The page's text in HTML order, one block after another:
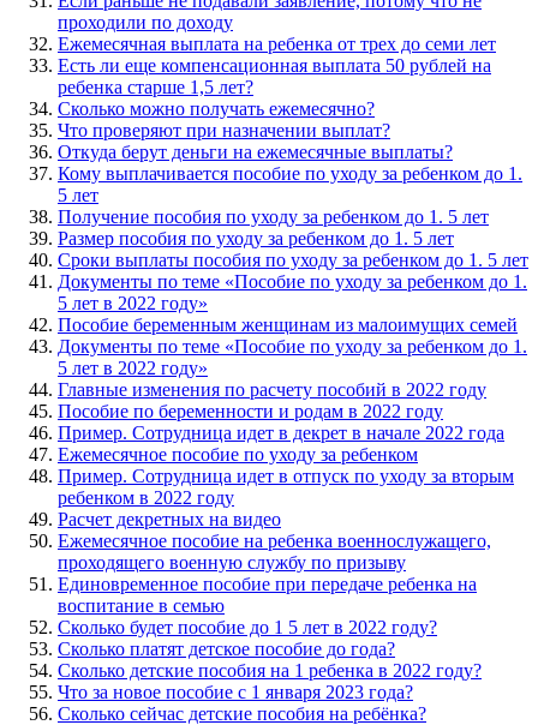
проходили по доходу
Ежемесячная выплата на ребенка от трех до семи лет
Есть ли еще компенсационная выплата 50 рублей на
ребенка старше 1,5 лет?
Сколько можно получать ежемесячно?
Что проверяют при назначении выплат?
Откуда берут деньги на ежемесячные выплаты?
Кому выплачивается пособие по уходу за ребенком до 1.
5 лет
Получение пособия по уходу за ребенком до 1. 5 лет
Размер пособия по уходу за ребенком до 1. 5 лет
Сроки выплаты пособия по уходу за ребенком до 1. 5 лет
Документы по теме «Пособие по уходу за ребенком до 1.
5 лет в 2022 году»
Пособие беременным женщинам из малоимущих семей
Документы по теме «Пособие по уходу за ребенком до 1.
5 лет в 2022 году»
Главные изменения по расчету пособий в 2022 году
Пособие по беременности и родам в 2022 году
Пример. Сотрудница идет в декрет в начале 2022 года
Ежемесячное пособие по уходу за ребенком
Пример. Сотрудница идет в отпуск по уходу за вторым
ребенком в 2022 году
Расчет декретных на видео
Ежемесячное пособие на ребенка военнослужащего,
проходящего военную службу по призыву
Единовременное пособие при передаче ребенка на
воспитание в семью
Сколько будет пособие до 1 5 лет в 2022 году?
Сколько платят детское пособие до года?
Сколько детские пособия на 1 ребенка в 2022 году?
Что за новое пособие с 1 января 2023 года?
Сколько сейчас детские пособия на ребёнка?